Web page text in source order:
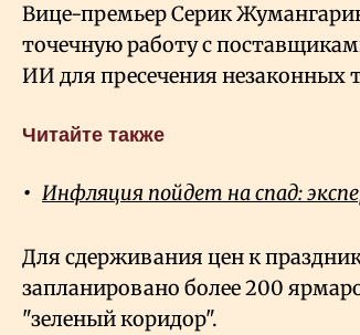
Вице-премьер Серик
точечную работу с
ИИ для пресечения незаконных
Читайте также
Инфляция пойдет на спад:
Для сдерживания цен к
запланировано более 200
"зеленый коридор".